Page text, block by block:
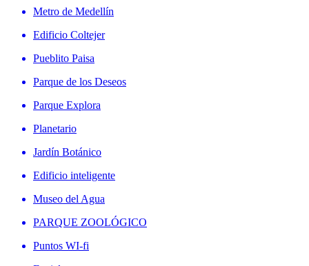
Metro de Medellín
Edificio Coltejer
Pueblito Paisa
Parque de los Deseos
Parque Explora
Planetario
Jardín Botánico
Edificio inteligente
Museo del Agua
PARQUE ZOOLÓGICO
Puntos WI-fi